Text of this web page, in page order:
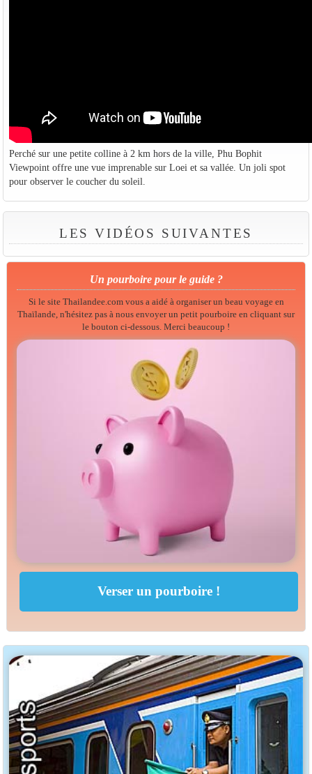
Perché sur une petite colline à 2 km hors de la ville, Phu Bophit
Viewpoint offre une vue imprenable sur Loei et sa vallée. Un joli spot
pour observer le coucher du soleil.
LES VIDÉOS SUIVANTES
Un pourboire pour le guide ?
Si le site Thailandee.com vous a aidé à organiser un beau voyage en
Thaïlande, n'hésitez pas à nous envoyer un petit pourboire en cliquant sur
le bouton ci-dessous. Merci beaucoup !